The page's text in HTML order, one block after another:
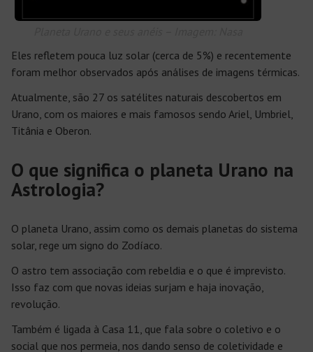
Eles refletem pouca luz solar (cerca de 5%) e recentemente
foram melhor observados após análises de imagens térmicas.
Atualmente, são 27 os satélites naturais descobertos em
Urano, com os maiores e mais famosos sendo Ariel, Umbriel,
Titânia e Oberon.
O que significa o planeta Urano na
Astrologia?
O planeta Urano, assim como os demais planetas do sistema
solar, rege um signo do Zodíaco.
O astro tem associação com rebeldia e o que é imprevisto.
Isso faz com que novas ideias surjam e haja inovação,
revolução.
Também é ligada à Casa 11, que fala sobre o coletivo e o
social que nos permeia, nos dando senso de coletividade e